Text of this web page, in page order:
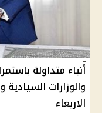
والوزارات
الاربعاء